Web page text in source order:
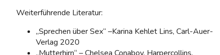
Weiterführende Literatur:
„Sprechen über Sex“ –Karina Kehlet Lins, Carl-Auer-
Verlag 2020